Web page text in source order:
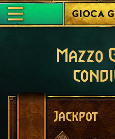
GIOCA
Mazzo
Jackpot